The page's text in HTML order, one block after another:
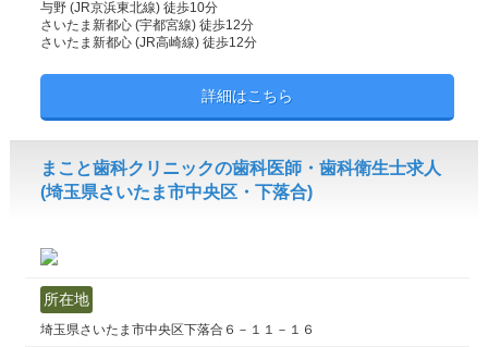
与野 (JR京浜東北線) 徒歩10分
さいたま新都心 (宇都宮線) 徒歩12分
さいたま新都心 (JR高崎線) 徒歩12分
詳細はこちら
まこと歯科クリニックの歯科医師・歯科衛生士求人
(埼玉県さいたま市中央区・下落合)
所在地
埼玉県さいたま市中央区下落合６－１１－１６